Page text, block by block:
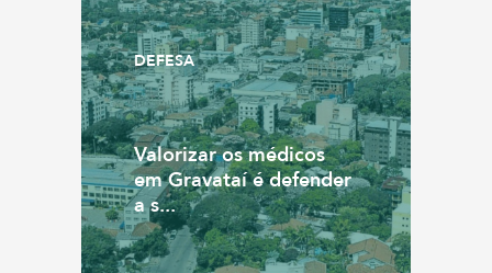
DEFESA
Valorizar os médicos
em Gravataí é defender
a s...